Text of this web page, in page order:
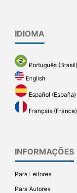
IDIOMA
Português (Brasil)
English
Español (España)
Français (France)
INFORMAÇÕES
Para Leitores
Para Autores